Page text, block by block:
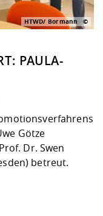
PAULA-
Götze
Dr. Swen
betreut.
HTWD/ Bormann